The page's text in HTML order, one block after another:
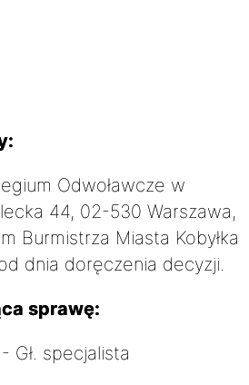
Odwoławcze w
44, 02-530 Warszawa,
Burmistrza Miasta Kobyłka
dnia doręczenia decyzji.
sprawę:
Gł. specjalista